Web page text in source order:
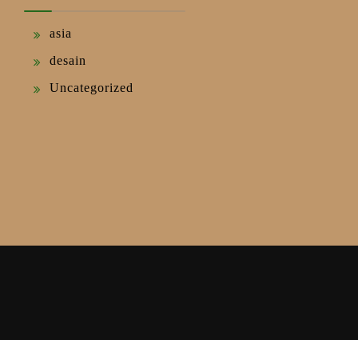
asia
desain
Uncategorized